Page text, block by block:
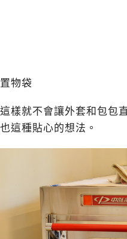
置物袋
這樣就不會讓外套和包包
也這種貼心的想法。